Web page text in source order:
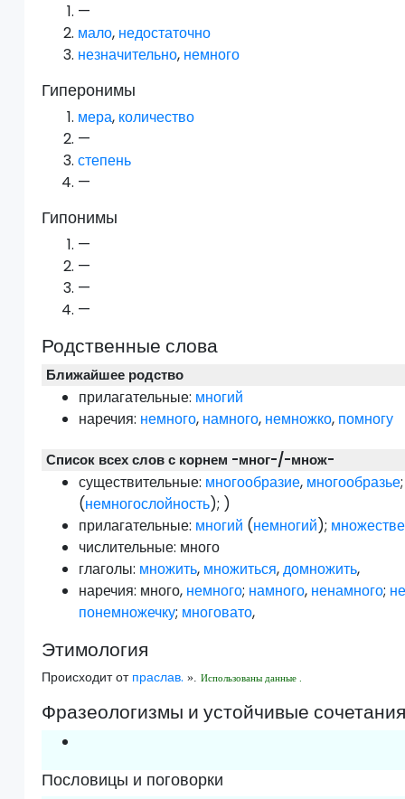
—
мало, недостаточно
незначительно, немного
Гиперонимы
мера, количество
—
степень
—
Гипонимы
—
—
—
—
Родственные слова
Ближайшее родство
прилагательные: многий
наречия: немного, намного, немножко, помногу
Список всех слов с корнем -мног-/-множ-
существительные: многообразие, многообразье
(немногослойность); )
прилагательные: многий (немногий);
числительные: много
глаголы: множить, множиться,домножить,
наречия: много, немного; намного, ненамного;
понемножечку; многовато,
Этимология
Происходит от праслав. ».Использованы данные .
Фразеологизмы и устойчивые
Пословицы и поговорки